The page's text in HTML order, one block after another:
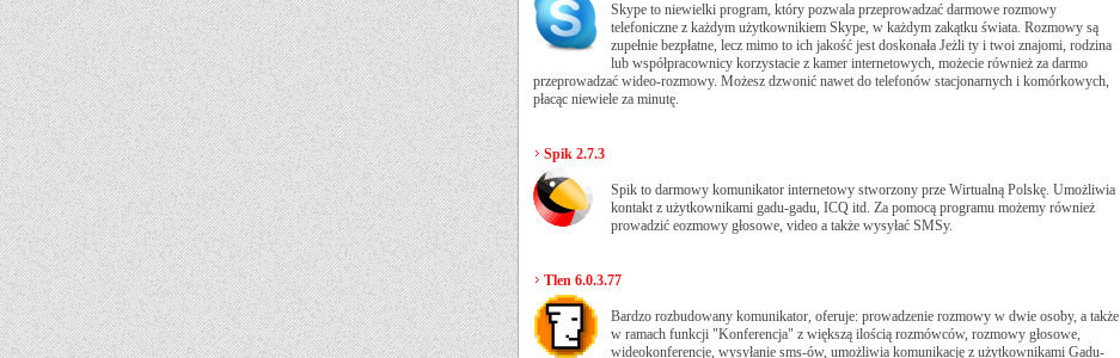
Skype to niewielki program, który pozwala przeprowadzać darmowe rozmowy
telefoniczne z każdym użytkownikiem Skype, w każdym zakątku świata. Rozmowy są
zupełnie bezpłatne, lecz mimo to ich jakość jest doskonała Jeżli ty i twoi znajomi, rodzina
lub współpracownicy korzystacie z kamer internetowych, możecie również za darmo
przeprowadzać wideo-rozmowy. Możesz dzwonić nawet do telefonów stacjonarnych i komórkowych,
płacąc niewiele za minutę.
Spik 2.7.3
Spik to darmowy komunikator internetowy stworzony prze Wirtualną Polskę. Umożliwia
kontakt z użytkownikami gadu-gadu, ICQ itd. Za pomocą programu możemy również
prowadzić eozmowy głosowe, video a także wysyłać SMSy.
Tlen 6.0.3.77
Bardzo rozbudowany komunikator, oferuje: prowadzenie rozmowy w dwie osoby, a także
w ramach funkcji "Konferencja" z większą ilością rozmówców, rozmowy głosowe,
wideokonferencje, wysyłanie sms-ów, umożliwia komunikację z użytkownikami Gadu-